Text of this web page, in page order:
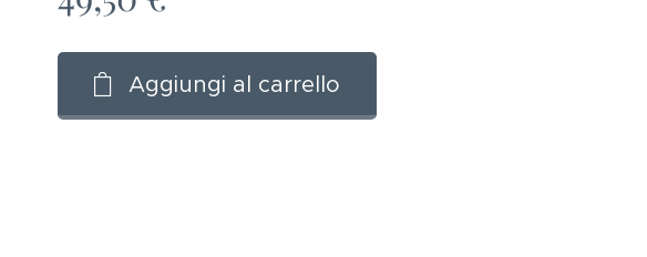
Aggiungi al carrello